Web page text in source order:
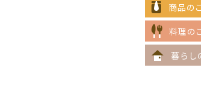
商品の
料理の
暮らし